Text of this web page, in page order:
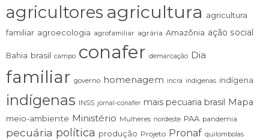
agricultores agricultura agricultura
familiar agroecologia agrofamiliar agrária Amazônia ação social
Bahia brasil campo conafer demarcação Dia
familiar governo homenagem incra indigenas indígena
indígenas INSS jornal-conafer mais pecuaria brasil Mapa
meio-ambiente Ministério Mulheres nordeste PAA pandemia
pecuária política produção Projeto Pronaf quilombolas